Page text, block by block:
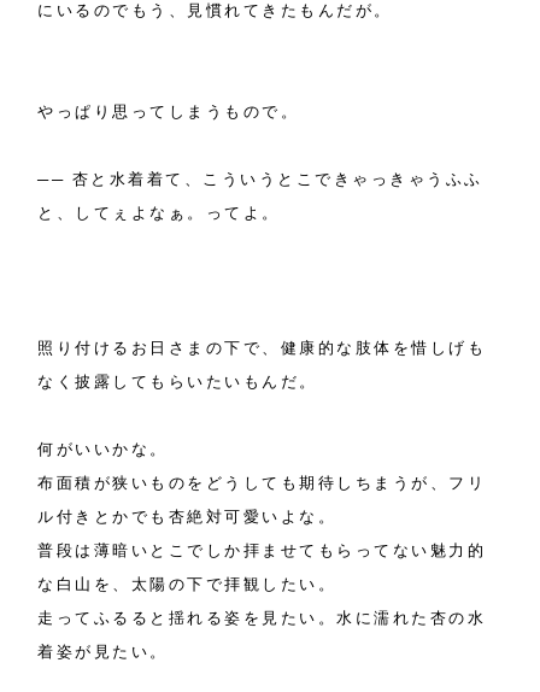
にいるのでもう、見慣れてきたもんだが。
やっぱり思ってしまうもので。
── 杏と水着着て、こういうとこできゃっきゃうふふ
と、してぇよなぁ。ってよ。
照り付けるお日さまの下で、健康的な肢体を惜しげも
なく披露してもらいたいもんだ。
何がいいかな。
布面積が狭いものをどうしても期待しちまうが、フリ
ル付きとかでも杏絶対可愛いよな。
普段は薄暗いとこでしか拝ませてもらってない魅力的
な白山を、太陽の下で拝観したい。
走ってふるると揺れる姿を見たい。水に濡れた杏の水
着姿が見たい。